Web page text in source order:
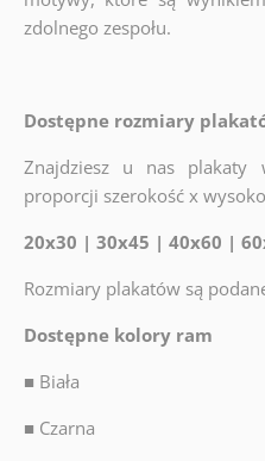
zdolnego zespołu.
Dostępne rozmiary
Znajdziesz u nas plakaty
proporcji szerokość x
20x30 | 30x45 | 40x60 |
Rozmiary plakatów są
Dostępne kolory ram
■ Biała
■ Czarna